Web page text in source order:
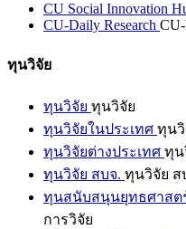
CU Social Innovation
CU-Daily Research CU-
ทุนวิจัย
ทุนวิจัย ทุนวิจัย
ทุนวิจัยในประเทศ ทุนวิ
ทุนวิจัยต่างประเทศ ทุน
ทุนวิจัย สบจ. ทุนวิจัย ส
ทุนสนับสนุนยุทธศาสต
การวิจัย